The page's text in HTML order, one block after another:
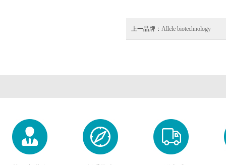
上一品牌： Allele biotechnology